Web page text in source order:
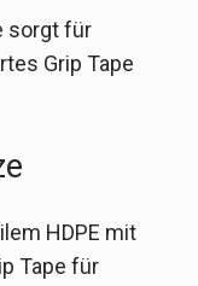
sorgt für
Grip Tape
HDPE mit
Tape für